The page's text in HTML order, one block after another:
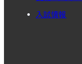
入試情報